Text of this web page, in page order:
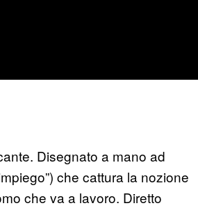
Disegnato a mano ad
che cattura la nozione
che va a lavoro. Diretto